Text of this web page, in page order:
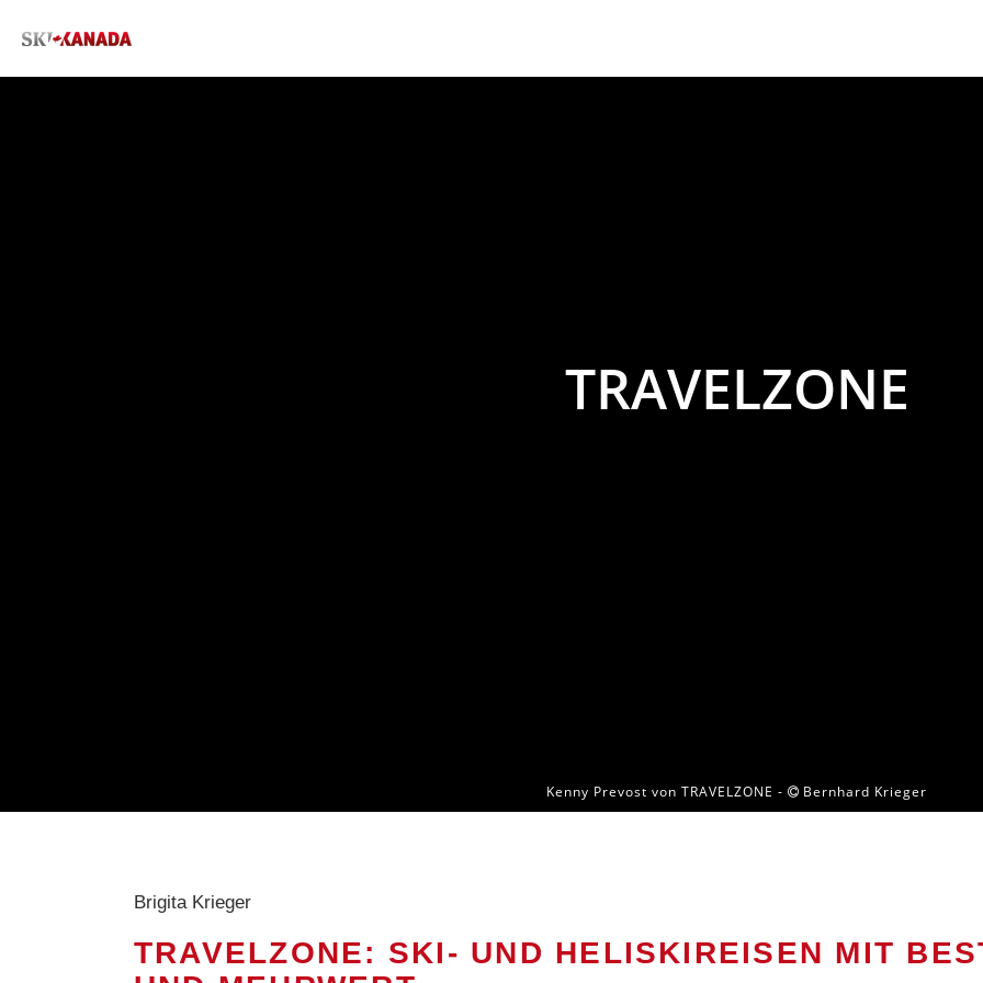
TRAVELZONE
Kenny Prevost von TRAVELZONE - Bernhard Krieger
Brigita Krieger
TRAVELZONE: SKI- UND HELISKIREISEN MIT